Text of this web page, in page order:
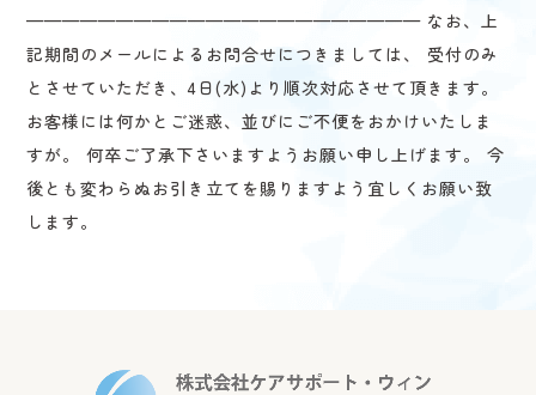
—————————————————————— なお、上
記期間のメールによるお問合せにつきましては、 受付のみ
とさせていただき、4日(水)より順次対応させて頂きます。
お客様には何かとご迷惑、並びにご不便をおかけいたしま
すが。 何卒ご了承下さいますようお願い申し上げます。 今
後とも変わらぬお引き立てを賜りますよう宜しくお願い致
します。